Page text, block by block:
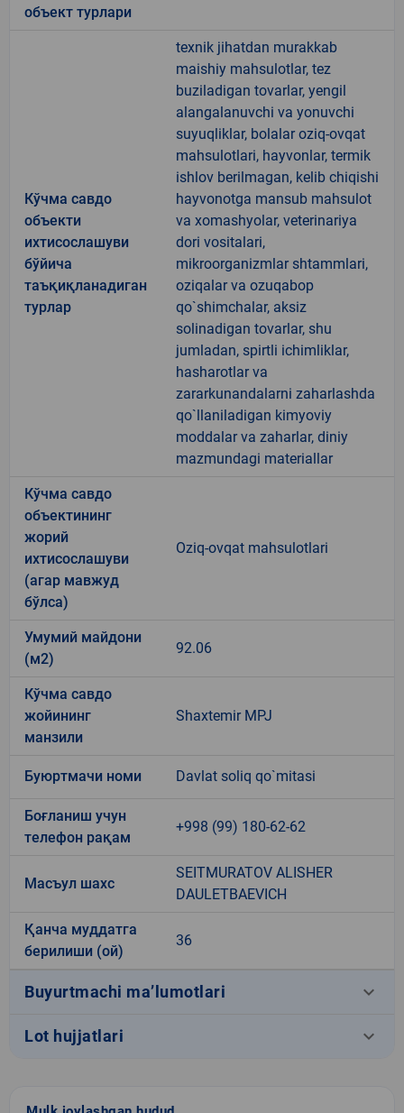
объект турлари
Кўчма савдо
объекти
ихтисослашуви
бўйича
таъқиқланадиган
турлар
texnik jihatdan murakkab
maishiy mahsulotlar, tez
buziladigan tovarlar, yengil
alangalanuvchi va yonuvchi
suyuqliklar, bolalar oziq-ovqat
mahsulotlari, hayvonlar, termik
ishlov berilmagan, kelib chiqishi
hayvonotga mansub mahsulot
va xomashyolar, veterinariya
dori vositalari,
mikroorganizmlar shtammlari,
oziqalar va ozuqabop
qo`shimchalar, aksiz
solinadigan tovarlar, shu
jumladan, spirtli ichimliklar,
hasharotlar va
zararkunandalarni zaharlashda
qo`llaniladigan kimyoviy
moddalar va zaharlar, diniy
mazmundagi materiallar
Кўчма савдо
объектининг
жорий
ихтисослашуви
(агар мавжуд
бўлса)
Oziq-ovqat mahsulotlari
Умумий майдони
(м2)
92.06
Кўчма савдо
жойининг
манзили
Shaxtemir MPJ
Буюртмачи номи Davlat soliq qo`mitasi
Боғланиш учун
телефон рақам
+998 (99) 180-62-62
Масъул шахс
SEITMURATOV ALISHER
DAULETBAEVICH
Қанча муддатга
берилиши (ой)
36
Buyurtmachi ma’lumotlari keyboard_arrow_down
Lot hujjatlari keyboard_arrow_down